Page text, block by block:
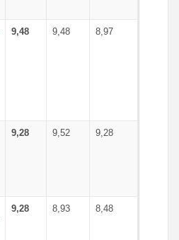
9,48 9,48 8,97
9,28 9,52 9,28
9,28 8,93 8,48